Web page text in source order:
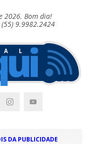
2026. Bom dia!
(55) 9.9982.2424
DA PUBLICIDADE